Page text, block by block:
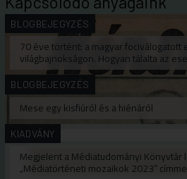
BLOGBEJEGYZÉS
70 éve történt: a magyar fociválogatott
világbajnokságon. Hogyan tálalta az
BLOGBEJEGYZÉS
Mese egy kisfiúról és a hiénáról
KIADVÁNY
Megjelent a Médiatudományi Könyvtár
„Médiatörténeti mozaikok 2023”